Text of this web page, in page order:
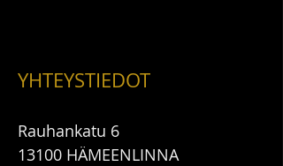
YHTEYSTIEDOT
Rauhankatu 6
13100 HÄMEENLINNA